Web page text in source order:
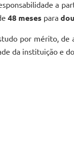
a
48 meses para
por mérito, de
da instituição e